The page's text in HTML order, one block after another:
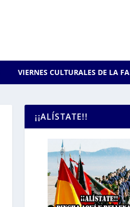
VIERNES CULTURALES DE LA
¡¡ALÍSTATE!!